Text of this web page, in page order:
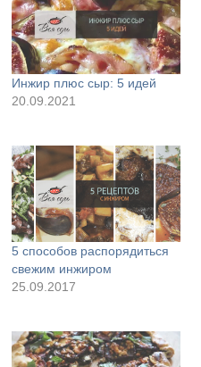
Инжир плюс сыр: 5 идей
20.09.2021
5 способов распорядиться
свежим инжиром
25.09.2017